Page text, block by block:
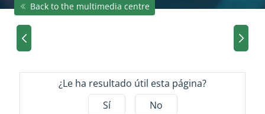
Yes
Yes
Back to the multimedia centre
Imagen anterior del carrusel
¿Le ha resultado útil esta página?
Sí
No